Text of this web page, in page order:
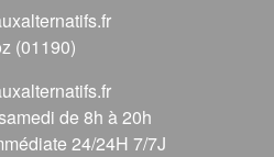
(01190)
de 8h à 20h
24/24H 7/7J